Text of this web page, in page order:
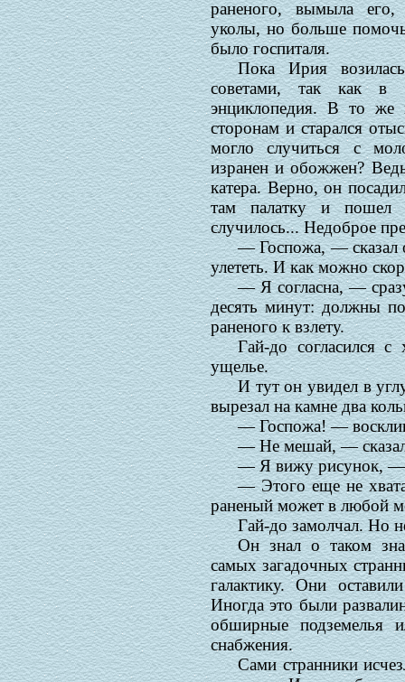
раненого, вымыла его,
уколы, но больше
было госпиталя.
Пока Ирия
советами, так как в
энциклопедия. В то же
сторонам и старался
могло случиться с
изранен и обожжен?
катера. Верно, он
там палатку и
случилось... Недоброе
— Госпожа, — сказал
улететь. И как можно
— Я согласна, —
десять минут: должны
раненого к взлету.
Гай-до согласился с
ущелье.
И тут он увидел в
вырезал на камне два
— Госпожа! —
— Не мешай, —
— Я вижу рисунок, —
— Этого еще не
раненый может в любой
Гай-до замолчал. Но
Он знал о таком
самых загадочных
галактику. Они
Иногда это были
обширные подземелья
снабжения.
Сами странники